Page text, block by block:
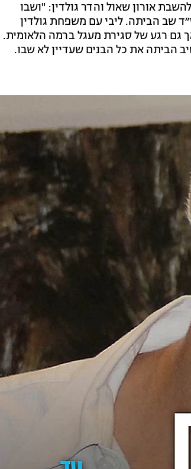
אורון שאול והדר גולדין: "ושבו
גולדין הי״ד שב הביתה. ליבי עם משפחת גולדין
גם רגע של סגירת מעגל ברמה הלאומית.
הביתה את כל הבנים שעדיין לא שבו.